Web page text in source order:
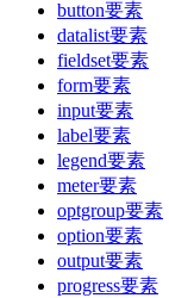
button要素
datalist要素
fieldset要素
form要素
input要素
label要素
legend要素
meter要素
optgroup要素
option要素
output要素
progress要素